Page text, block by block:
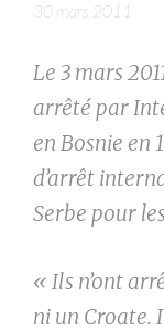
30 mars 2011
Le 3 mars
arrêté par
en Bosnie en
d’arrêt
Serbe pour
« Ils n’ont
ni un Croate.